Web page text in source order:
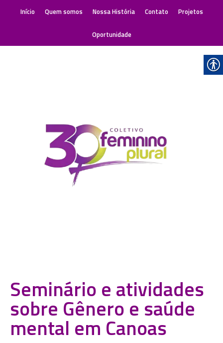
Início Quem somos Nossa História Contato Projetos
Oportunidade
Seminário e atividades
sobre Gênero e saúde
mental em Canoas